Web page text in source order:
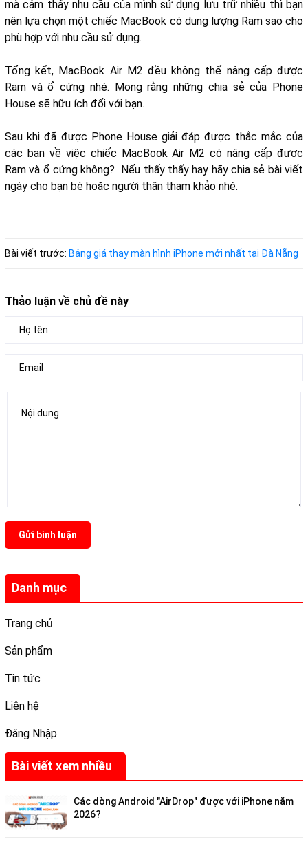
Danh mục
Trang chủ
Sản phẩm
Tin tức
Liên hệ
Đăng Nhập
Bài viết xem nhiều
Các dòng Android "AirDrop" được với iPhone năm
2026?
mà cảm thấy nhu cầu của mình sử dụng lưu trữ nhiều thì bạn
nên lựa chọn một chiếc MacBook có dung lượng Ram sao cho
phù hợp với nhu cầu sử dụng.
Tổng kết, MacBook Air M2 đều không thể nâng cấp được
Ram và ổ cứng nhé. Mong rằng những chia sẻ của Phone
House sẽ hữu ích đối với bạn.
Sau khi đã được Phone House giải đáp được thắc mắc của
các bạn về việc chiếc MacBook Air M2 có nâng cấp được
Ram và ổ cứng không? Nếu thấy thấy hay hãy chia sẻ bài viết
ngày cho bạn bè hoặc người thân tham khảo nhé.
Bài viết trước: Bảng giá thay màn hình iPhone mới nhất tại Đà Nẵng
Thảo luận về chủ đề này
Gửi bình luận